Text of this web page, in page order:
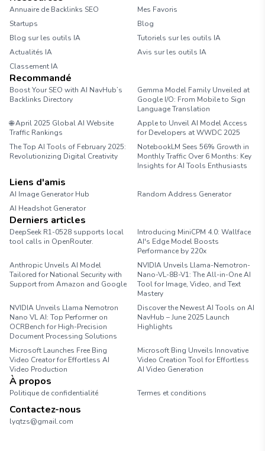
Annuaire de Backlinks SEO
Mes Favoris
Startups
Blog
Blog sur les outils IA
Tutoriels sur les outils IA
Actualités IA
Avis sur les outils IA
Classement IA
Recommandé
Boost Your SEO with AI NavHub’s
Backlinks Directory
Gemma Model Family Unveiled at
Google I/O: From Mobile to Sign
Language Translation
🌐 April 2025 Global AI Website
Traffic Rankings
Apple to Unveil AI Model Access
for Developers at WWDC 2025
The Top AI Tools of February 2025:
Revolutionizing Digital Creativity
NotebookLM Sees 56% Growth in
Monthly Traffic Over 6 Months: Key
Insights for AI Tools Enthusiasts
Liens d'amis
AI Image Generator Hub
Random Address Generator
AI Headshot Generator
Derniers articles
DeepSeek R1-0528 supports local
tool calls in OpenRouter.
Introducing MiniCPM 4.0: Wallface
AI's Edge Model Boosts
Performance by 220x
Anthropic Unveils AI Model
Tailored for National Security with
Support from Amazon and Google
NVIDIA Unveils Llama-Nemotron-
Nano-VL-8B-V1: The All-in-One AI
Tool for Image, Video, and Text
Mastery
NVIDIA Unveils Llama Nemotron
Nano VL AI: Top Performer on
OCRBench for High-Precision
Document Processing Solutions
Discover the Newest AI Tools on AI
NavHub – June 2025 Launch
Highlights
Microsoft Launches Free Bing
Video Creator for Effortless AI
Video Production
Microsoft Bing Unveils Innovative
Video Creation Tool for Effortless
AI Video Generation
À propos
Politique de confidentialité Termes et conditions
Contactez-nous
lyqtzs@gmail.com